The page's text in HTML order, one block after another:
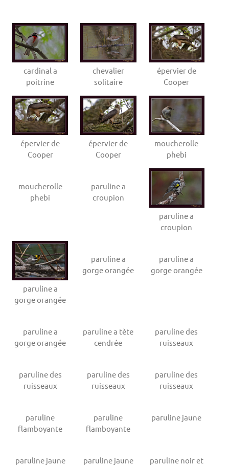
cardinal a
poitrine
chevalier
solitaire
épervier de
Cooper
épervier de
Cooper
épervier de
Cooper
moucherolle
phebi
moucherolle
phebi
paruline a
croupion
paruline a
croupion
paruline a
gorge orangée
paruline a
gorge orangée
paruline a
gorge orangée
paruline a
gorge orangée
paruline a tète
cendrée
paruline des
ruisseaux
paruline des
ruisseaux
paruline des
ruisseaux
paruline des
ruisseaux
paruline
flamboyante
paruline
flamboyante
paruline jaune
paruline jaune paruline jaune
paruline noir et